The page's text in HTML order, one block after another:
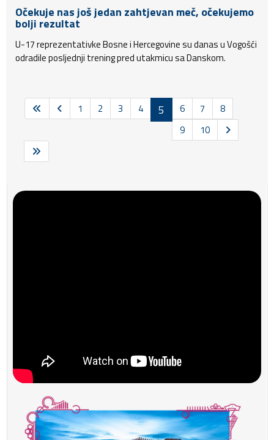
Očekuje nas još jedan zahtjevan meč, očekujemo
bolji rezultat
U-17 reprezentativke Bosne i Hercegovine su danas u Vogošći
odradile posljednji trening pred utakmicu sa Danskom.
1 2 3 4 5 6 7
8
9
10